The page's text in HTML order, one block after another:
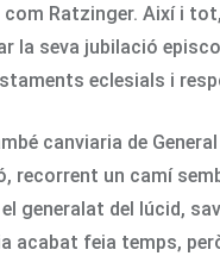
com Ratzinger. Així i
la seva jubilació
eclesials i
canviaria de
recorrent un camí
generalat del lúcid,
acabat feia temps,